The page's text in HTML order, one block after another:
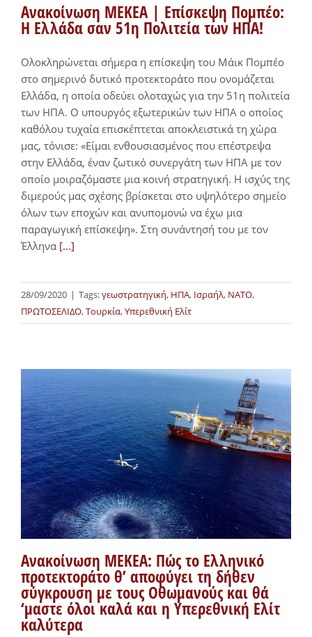
Ανακοίνωση ΜΕΚΕΑ | Επίσκεψη Πομπέο:
Η Ελλάδα σαν 51η Πολιτεία των ΗΠΑ!
Ολοκληρώνεται σήμερα η επίσκεψη του Μάικ Πομπέο
στο σημερινό δυτικό προτεκτοράτο που ονομάζεται
Ελλάδα, η οποία οδεύει ολοταχώς για την 51η πολιτεία
των ΗΠΑ. Ο υπουργός εξωτερικών των ΗΠΑ ο οποίος
καθόλου τυχαία επισκέπτεται αποκλειστικά τη χώρα
μας, τόνισε: «Είμαι ενθουσιασμένος που επέστρεψα
στην Ελλάδα, έναν ζωτικό συνεργάτη των ΗΠΑ με τον
οποίο μοιραζόμαστε μια κοινή στρατηγική. Η ισχύς της
διμερούς μας σχέσης βρίσκεται στο υψηλότερο σημείο
όλων των εποχών και ανυπομονώ να έχω μια
παραγωγική επίσκεψη». Στη συνάντησή του με τον
Έλληνα [...]
28/09/2020 | Tags:γεωστρατηγική, ΗΠΑ, Ισραήλ, ΝΑΤΟ,
ΠΡΩΤΟΣΕΛΙΔΟ,Τουρκία,Υπερεθνική Ελίτ
Ανακοίνωση ΜΕΚΕΑ: Πώς το Ελληνικό
προτεκτοράτο θ’ αποφύγει τη δήθεν
σύγκρουση με τους Οθωμανούς και θά
‘μαστε όλοι καλά και η Υπερεθνική Ελίτ
καλύτερα